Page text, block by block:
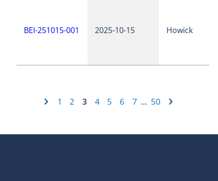
BEI-251015-001 2025-10-15 Howick
1 2 3 4 5 6 7 … 50